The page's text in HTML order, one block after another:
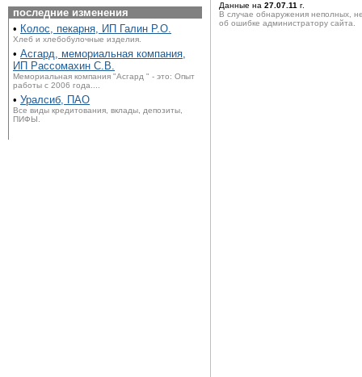
последние изменения
• Колос, пекарня, ИП Галин Р.О.
Хлеб и хлебобулочные изделия.
• Асгард, мемориальная компания,
ИП Рассомахин С.В.
Мемориальная компания "Асгард " - это: Опыт
работы с 2006 года....
• Уралсиб, ПАО
Все виды кредитования, вклады, депозиты,
ПИФЫ.
Данные на 27.07.11 г.
В случае обнаружения неполных,
об ошибке администратору сайта.